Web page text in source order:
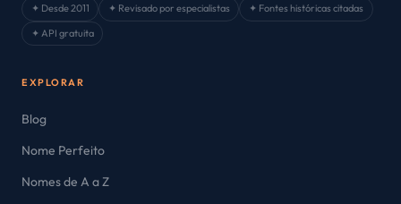
✦ Desde 2011 ✦ Revisado por especialistas
✦ Fontes históricas citadas
✦ API gratuita
EXPLORAR
Blog
Nome Perfeito
Nomes de A a Z